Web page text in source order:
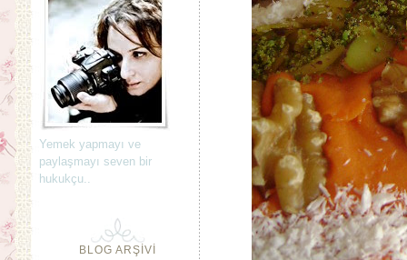
Yemek yapmayı ve
paylaşmayı seven bir
hukukçu..
BLOG ARŞİVİ